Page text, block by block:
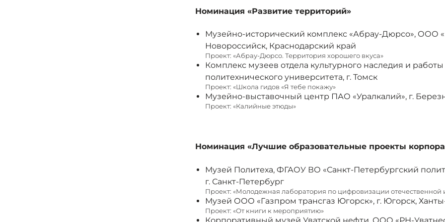
Номинация «Развитие территорий»
Музейно-исторический комплекс «Абрау-Дюрсо», ООО
Новороссийск, Краснодарский край
Проект: «Абрау-Дюрсо. Территория хорошего вкуса»
Комплекс музеев отдела культурного наследия и
политехнического университета, г. Томск
Проект: «Школа гидов «Я тебе покажу»
Музейно-выставочный центр ПАО «Уралкалий», г.
Проект: «Калийные этюды»
Номинация «Лучшие образовательные проекты
Музей Политеха, ФГАОУ ВО «Санкт-Петербургский
г. Санкт-Петербург
Проект: «Молодежная лаборатория по цифровизации отечественной
Музей ООО «Газпром трансгаз Югорск», г. Югорск,
Проект: «От книги к мероприятию»